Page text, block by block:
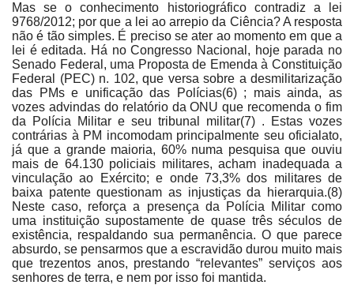
Mas se o conhecimento historiográfico contradiz a lei
9768/2012; por que a lei ao arrepio da Ciência? A resposta
não é tão simples. É preciso se ater ao momento em que a
lei é editada. Há no Congresso Nacional, hoje parada no
Senado Federal, uma Proposta de Emenda à Constituição
Federal (PEC) n. 102, que versa sobre a desmilitarização
das PMs e unificação das Polícias(6) ; mais ainda, as
vozes advindas do relatório da ONU que recomenda o fim
da Polícia Militar e seu tribunal militar(7) . Estas vozes
contrárias à PM incomodam principalmente seu oficialato,
já que a grande maioria, 60% numa pesquisa que ouviu
mais de 64.130 policiais militares, acham inadequada a
vinculação ao Exército; e onde 73,3% dos militares de
baixa patente questionam as injustiças da hierarquia.(8)
Neste caso, reforça a presença da Polícia Militar como
uma instituição supostamente de quase três séculos de
existência, respaldando sua permanência. O que parece
absurdo, se pensarmos que a escravidão durou muito mais
que trezentos anos, prestando “relevantes” serviços aos
senhores de terra, e nem por isso foi mantida.